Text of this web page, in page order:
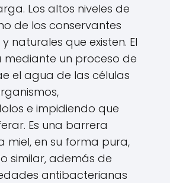
Los altos niveles de
de los conservantes
naturales que existen. El
un proceso de
el agua de las células
e impidiendo que
Es una barrera
miel, en su forma pura,
similar, además de
antibacterianas